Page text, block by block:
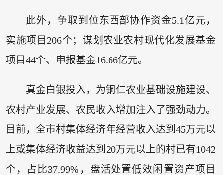
此外，争取到位东西部协作资金5.1亿元，
实施项目206个；谋划农业农村现代化发展基金
项目44个、申报基金16.66亿元。
真金白银投入，为铜仁农业基础设施建设、
农村产业发展、农民收入增加注入了强劲动力。
目前，全市村集体经济年经营收入达到45万元以
上或集体经济收益达到20万元以上的村已有1042
个，占比37.99%，盘活处置低效闲置资产项目